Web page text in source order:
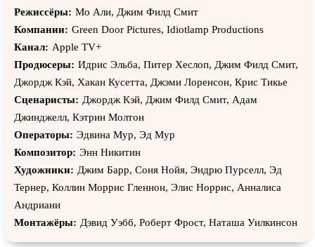
Бадду, Иван Чабан, Элис Норрис, Вильям Эль Гарди,
Никкита Чадха, Грант Крукс, Том Бонингтон, Натали Арле-
Тойн, Эд Мур, Джаг Патель, Крис Корригэн, Маной Ананд,
Йожеф Талош, Лиз Кингсман, Полина Авдеенко, Хакан
Кусетта, Ив Майлс, Джек МакМаллен, Кристин Адамс,
Джереми Ан Джонс, Джаспер Бриттон, Эйми Келли,
Мохамед Эльсандел, Холли Аирд, Джастин Салинджер,
Гретчен Эголф, Джейми Барбакофф, Гарри Мишель, Фатима
Адум, Нассер Мемарзиа, Грант Баргин, Пол Хикки, Верити-
Мэй Генри, Маркус Гарви, Антония Салиб, Джеймс Берроуз,
Небрас Джамали, Джек Парри Джонс, Люсия Элиу, Мей
Генри, Сесилия Аппиа, Джеймс Баррискейл, Ханора Камен,
Алексис Зегерман, Камилла Бипут, Джуд Куджо, Хэтти
Режиссёры: Мо Али, Джим Филд Смит
Компании: Green Door Pictures, Idiotlamp Productions
Канал: Apple TV+
Продюсеры: Идрис Эльба, Питер Хеслоп, Джим Филд Смит,
Джордж Кэй, Хакан Кусетта, Джэми Лоренсон, Крис Тикье
Сценаристы: Джордж Кэй, Джим Филд Смит, Адам
Джинджелл, Кэтрин Молтон
Операторы: Эдвина Мур, Эд Мур
Композитор: Энн Никитин
Художники: Джим Барр, Соня Нойя, Эндрю Пурселл, Эд
Тернер, Коллин Моррис Гленнон, Элис Норрис, Анналиса
Андриани
Монтажёры: Дэвид Уэбб, Роберт Фрост, Наташа Уилкинсон